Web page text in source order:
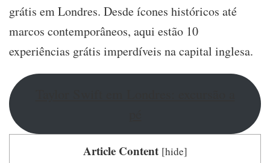
grátis em Londres. Desde ícones históricos até
marcos contemporâneos, aqui estão 10
experiências grátis imperdíveis na capital inglesa.
Article Content [hide]